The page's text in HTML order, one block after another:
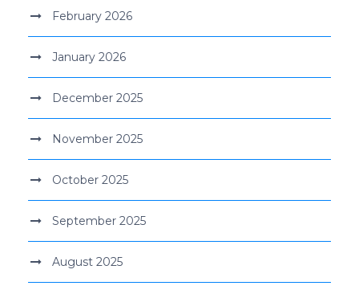
February 2026
January 2026
December 2025
November 2025
October 2025
September 2025
August 2025